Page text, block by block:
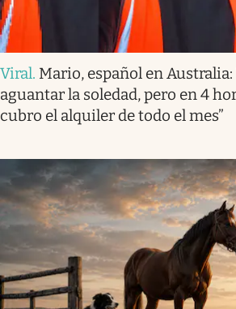
Viral. Mario, español en
aguantar la soledad, pero en 4
cubro el alquiler de todo el mes”